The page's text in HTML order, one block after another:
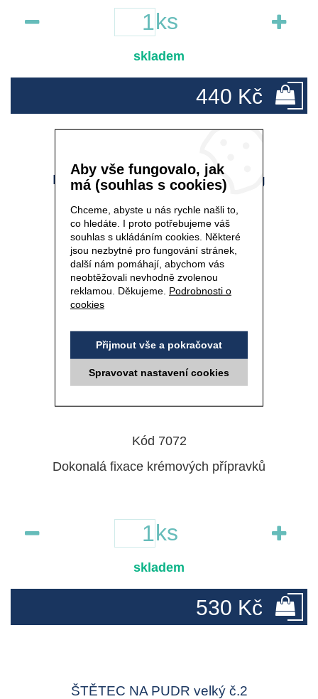
ks
skladem
440 Kč
KOMPAKTNÍ PUDR medium - 11 g
Kód 7072
Dokonalá fixace krémových přípravků
ks
skladem
530 Kč
ŠTĚTEC NA PUDR velký č.2
Aby vše fungovalo, jak
má (souhlas s cookies)
Chceme, abyste u nás rychle našli to,
co hledáte. I proto potřebujeme váš
souhlas s ukládáním cookies. Některé
jsou nezbytné pro fungování stránek,
další nám pomáhají, abychom vás
neobtěžovali nevhodně zvolenou
reklamou. Děkujeme. Podrobnosti o
cookies
Spravovat nastavení cookies
Přijmout vše a pokračovat